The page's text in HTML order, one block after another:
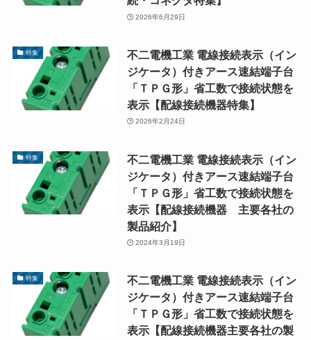
2026年6月29日
特集
不二電機工業 電線接続表示（イン
ジケータ）付きアース速結端子台
「ＴＰＧ形」省工数で接続状態を
表示【配線接続機器特集】
2026年2月24日
特集
不二電機工業 電線接続表示（イン
ジケータ）付きアース速結端子台
「ＴＰＧ形」省工数で接続状態を
表示【配線接続機器 主要各社の
製品紹介】
2024年3月19日
特集
不二電機工業 電線接続表示（イン
ジケータ）付きアース速結端子台
「ＴＰＧ形」省工数で接続状態を
表示【配線接続機器主要各社の製